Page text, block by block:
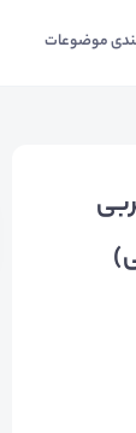
موضوعات